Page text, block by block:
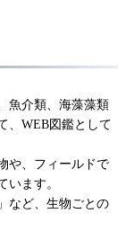
魚介類、海藻藻類
、WEB図鑑として
や、フィールドで
います。
など、生物ごとの